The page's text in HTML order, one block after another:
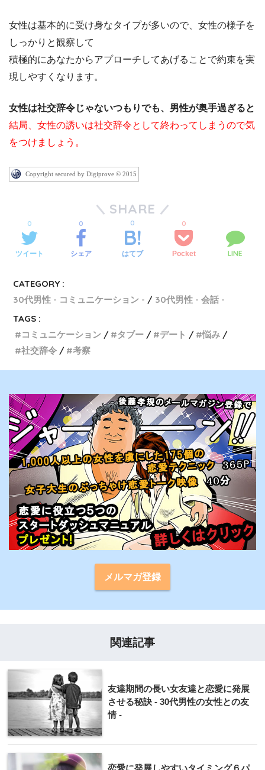
女性は基本的に受け身なタイプが多いので、女性の様子を
しっかりと観察して
積極的にあなたからアプローチしてあげることで約束を実
現しやすくなります。
女性は社交辞令じゃないつもりでも、男性が奥手過ぎると
結局、女性の誘いは社交辞令として終わってしまうので気
をつけましょう。
Copyright secured by Digiprove © 2015
SHARE
ツイート
0
シェア
0
はてブ
0
Pocket
0
LINE
CATEGORY :
30代男性 - コミュニケーション -
30代男性 - 会話 -
TAGS :
コミュニケーション
タブー デート
悩み
社交辞令
考察
メルマガ登録
関連記事
友達期間の長い女友達と恋愛に発展
させる秘訣 - 30代男性の女性との友
情 -
恋愛に発展しやすいタイミング６パ